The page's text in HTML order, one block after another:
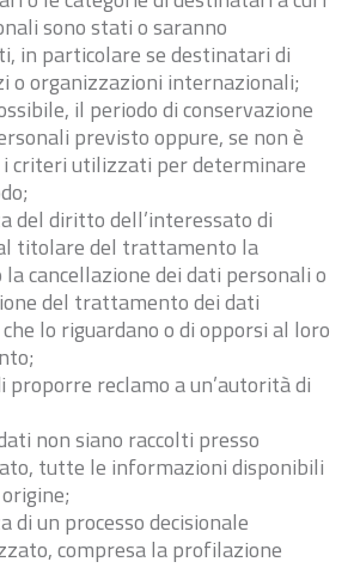
sono stati o saranno
in particolare se destinatari di
o organizzazioni internazionali;
il periodo di conservazione
previsto oppure, se non è
i criteri utilizzati per determinare
del diritto dell’interessato di
titolare del trattamento la
cancellazione dei dati personali o
del trattamento dei dati
lo riguardano o di opporsi al loro
reclamo a un’autorità di
non siano raccolti presso
tutte le informazioni disponibili
di un processo decisionale
compresa la profilazione